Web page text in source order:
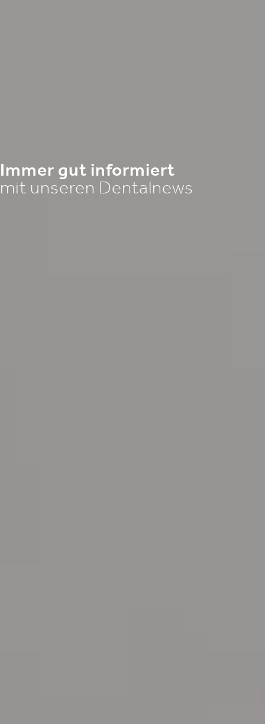
Immer gut informiert
mit unseren Dentalnews